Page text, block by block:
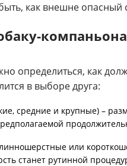
как внешне опасный
компаньона
определиться, как
в выборе друга:
средние и крупные) –
или
станет рутинной